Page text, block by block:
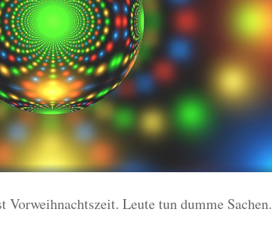
Vorweihnachtszeit. Leute tun dumme Sachen.